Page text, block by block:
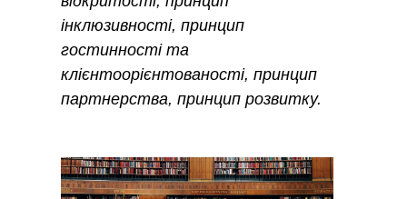
інклюзивності, принцип
гостинності та
клієнтоорієнтованості, принцип
партнерства, принцип розвитку.